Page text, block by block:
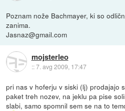
Poznam nože Bachmayer, ki so
zanima.
Jasnaz@gmail.com
mojsterleo
::7. avg 2009, 17:47
pri nas v hoferju v siski (lj) prodajajo
paket treh nozev, na jeklu pa pise
slabi, samo spomnil sem se na to